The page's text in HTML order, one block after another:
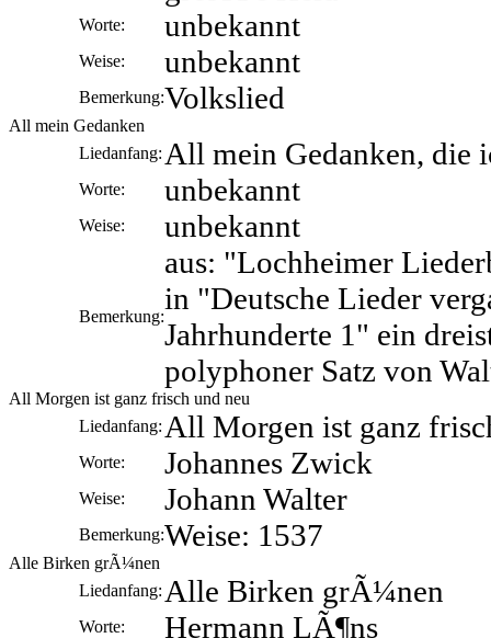
Worte: unbekannt
Weise: unbekannt
Bemerkung:Volkslied
All mein Gedanken
Liedanfang: All mein Gedanken, die
Worte: unbekannt
Weise: unbekannt
Bemerkung:
aus: "Lochheimer
in "Deutsche Lieder
Jahrhunderte 1" ein
polyphoner Satz von
All Morgen ist ganz frisch und neu
Liedanfang: All Morgen ist ganz
Worte: Johannes Zwick
Weise: Johann Walter
Bemerkung:Weise: 1537
Alle Birken grÃ¼nen
Liedanfang: Alle Birken grÃ¼nen
Worte: Hermann LÃ¶ns